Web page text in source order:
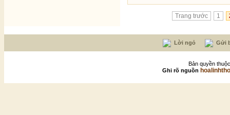
Trang trước 1
Lời ngỏ Gửi
Bản quyền
Ghi rõ nguồn